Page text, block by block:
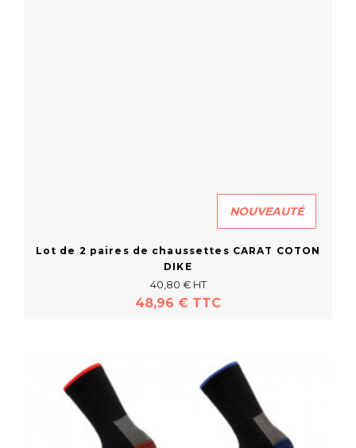
En savoir plus
NOUVEAUTÉ
Lot de 2 paires de chaussettes CARAT COTON
DIKE
40,80 € HT
48,96 € TTC